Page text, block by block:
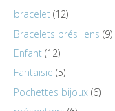
bracelet 12
Bracelets brésiliens 9
Enfant 12
Fantaisie 5
Pochettes bijoux 6